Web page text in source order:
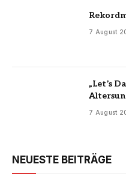
7 August
„Let’s
7 August
NEUESTE BEITRÄGE